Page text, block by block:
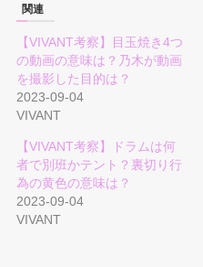
関連
【VIVANT考察】目玉焼き4つ
の動画の意味は？乃木が動画
を撮影した目的は？
2023-09-04
VIVANT
【VIVANT考察】ドラムは何
者で別班かテント？裏切り行
為の黄色の意味は？
2023-09-04
VIVANT